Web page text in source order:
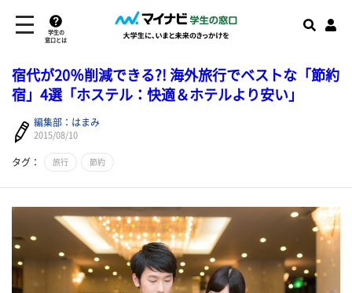
学生の
窓口とは
宿代が20％削減できる?! 海外旅行でベストな「節約
宿」4選「ホステル：快適＆ホテルより安い」
編集部：はまみ
2015/08/10
タグ： 旅行 節約